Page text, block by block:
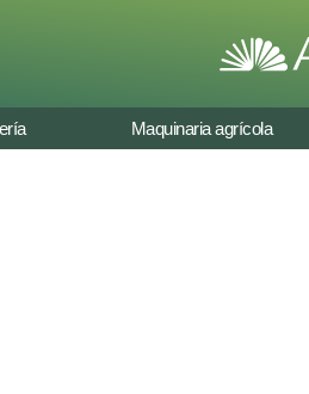
Maquinaria agrícola